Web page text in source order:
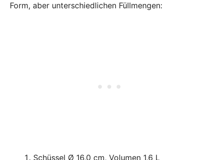
Form, aber unterschiedlichen Füllmengen:
Schüssel Ø 16,0 cm, Volumen 1,6 L